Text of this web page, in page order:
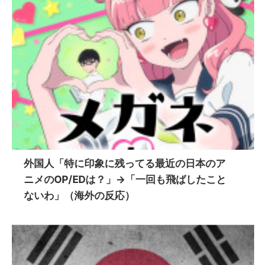
外国人「特に印象に残ってる最近の日本のア
ニメのOP/EDは？」→「一回も飛ばしたこと
ないわ」（海外の反応）